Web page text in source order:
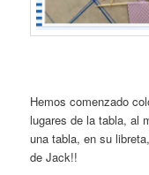
Hemos comenzado
lugares de la tabla, al
una tabla, en su
de Jack!!